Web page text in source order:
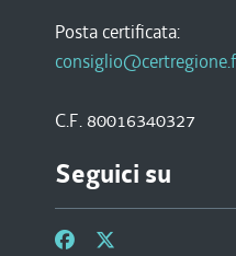
Posta certificata:
C.F. 80016340327
Seguici su